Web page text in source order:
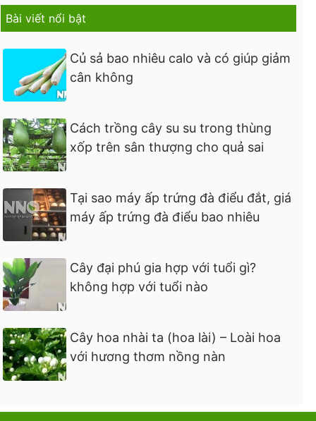
Bài viết nổi bật
Củ sả bao nhiêu calo và có giúp giảm
cân không
Cách trồng cây su su trong thùng
xốp trên sân thượng cho quả sai
Tại sao máy ấp trứng đà điểu đắt, giá
máy ấp trứng đà điểu bao nhiêu
Cây đại phú gia hợp với tuổi gì?
không hợp với tuổi nào
Cây hoa nhài ta (hoa lài) – Loài hoa
với hương thơm nồng nàn